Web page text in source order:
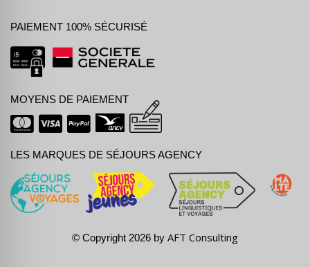
PAIEMENT 100% SÉCURISÉ
MOYENS DE PAIEMENT
LES MARQUES DE SÉJOURS AGENCY
© Copyright 2026 by AFT Consulting